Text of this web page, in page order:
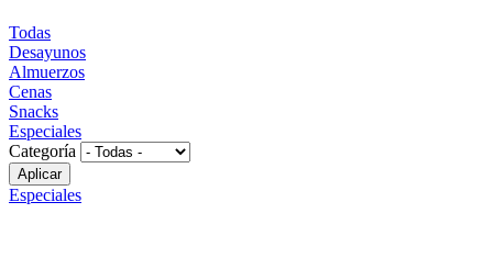
Todas
Desayunos
Almuerzos
Cenas
Snacks
Especiales
Categoría
Especiales